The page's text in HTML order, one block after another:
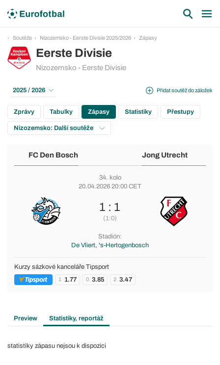
Soutěže Nizozemsko - Eerste Divisie 2025/2026 Zápasy
Eerste Divisie
Nizozemsko - Eerste Divisie
Přidat soutěž do záložek
2025 / 2026
Zprávy Tabulky Zápasy Statistiky Přestupy
Nizozemsko: Další soutěže
FC Den Bosch Jong Utrecht
34. kolo
20.04.2026 20:00 CET
1 : 1
(1:0)
Stadión:
De Vliert, 's-Hertogenbosch
Kurzy sázkové kanceláře Tipsport
1 1.77 0 3.85 2 3.47
Preview Statistiky, reportáž
statistiky zápasu nejsou k dispozici